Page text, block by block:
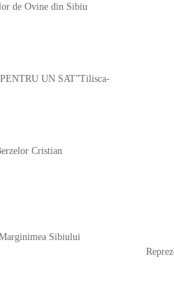
de Ovine din Sibiu
UN SAT”Tilisca-
Cristian
Sibiului